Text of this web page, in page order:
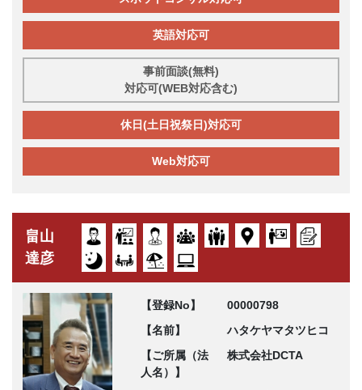
英語対応可
事前面談(無料)
対応可(WEB対応含む)
休日(土日祝祭日)対応可
Web対応可
畠山
達彦
【登録No】
00000798
【名前】
ハタケヤマタツヒコ
【ご所属（法
人名）】
株式会社DCTA